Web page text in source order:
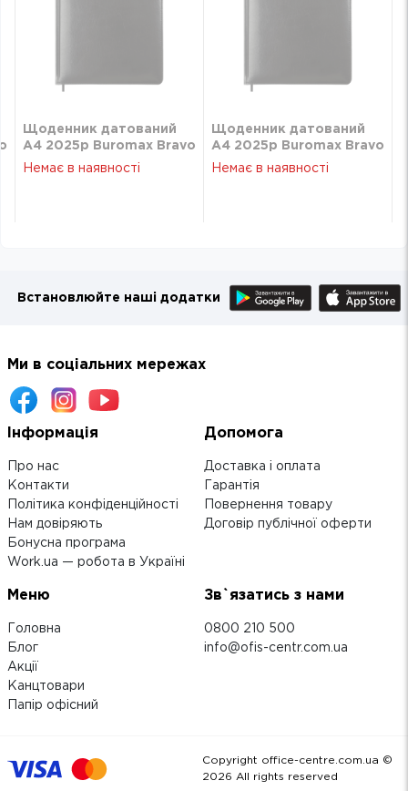
Щоденник датований
А4 2025р Buromax Bravo
чорний BM.2740-01
Немає в наявності
Щоденник датований
А4 2025р Buromax Bravo
чорний BM.2740-01
Немає в наявності
Встановлюйте наші додатки
Ми в соціальних мережах
Інформація
Про нас
Контакти
Політика конфіденційності
Нам довіряють
Бонусна програма
Work.ua — робота в Україні
Допомога
Доставка і оплата
Гарантія
Повернення товару
Договір публічної оферти
Меню
Головна
Блог
Акції
Канцтовари
Папір офісний
Зв`язатись з нами
0800 210 500
info@ofis-centr.com.ua
Copyright office-centre.com.ua ©
2026 All rights reserved